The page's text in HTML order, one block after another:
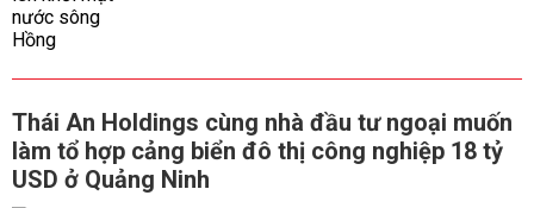
Thái An Holdings cùng nhà đầu tư ngoại muốn
làm tổ hợp cảng biển đô thị công nghiệp 18 tỷ
USD ở Quảng Ninh